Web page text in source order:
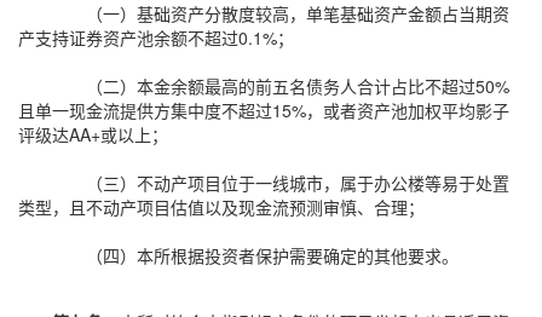
（一）基础资产分散度较高，单笔基础资产金额占当期资
产支持证券资产池余额不超过0.1%；
（二）本金余额最高的前五名债务人合计占比不超过50%
且单一现金流提供方集中度不超过15%，或者资产池加权平均影子
评级达AA+或以上；
（三）不动产项目位于一线城市，属于办公楼等易于处置
类型，且不动产项目估值以及现金流预测审慎、合理；
（四）本所根据投资者保护需要确定的其他要求。